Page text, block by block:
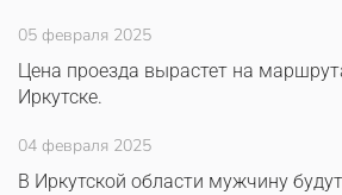
05 февраля 2025
Цена проезда вырастет на
Иркутске.
04 февраля 2025
В Иркутской области мужчину